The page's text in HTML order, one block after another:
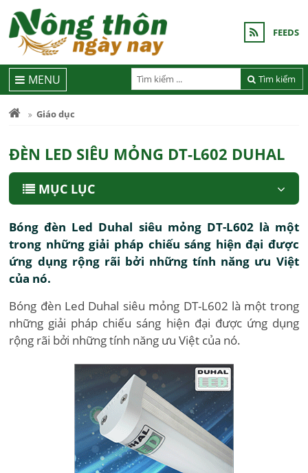
FEEDS
Tìm kiếm
MENU
Giáo dục
ĐÈN LED SIÊU MỎNG DT-L602 DUHAL
MỤC LỤC
Bóng đèn Led Duhal siêu mỏng DT-L602 là một
trong những giải pháp chiếu sáng hiện đại được
ứng dụng rộng rãi bởi những tính năng ưu Việt
của nó.
Bóng đèn Led Duhal siêu mỏng DT-L602 là một trong
những giải pháp chiếu sáng hiện đại được ứng dụng
rộng rãi bởi những tính năng ưu Việt của nó.